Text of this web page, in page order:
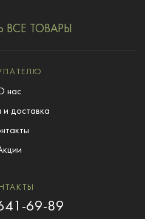
ВСЕ ТОВАРЫ
нас
доставка
69-89